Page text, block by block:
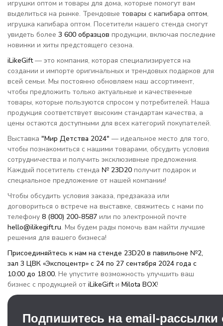
игрушки оптом и товары для дома, которые помогут вам
выделиться на рынке. Трендовые товары с капибара оптом,
игрушка капибара оптом. Посетители нашего стенда смогут
увидеть более 3 600 образцов продукции, включая последние
новинки и хиты предстоящего сезона.
iLikeGift— это компания, которая специализируется на
создании и импорте оригинальных и трендовых подарков для
всей семьи. Мы постоянно обновляем наш ассортимент,
чтобы предложить только актуальные и качественные
товары, которые пользуются спросом у потребителей. Наша
продукция соответствует высоким стандартам качества, а
цены остаются доступными для всех категорий покупателей.
Выставка "Мир Детства 2024" — идеальное место для того,
чтобы познакомиться с нашими товарами, обсудить условия
сотрудничества и получить эксклюзивные предложения.
Каждый посетитель стенда № 23D20 получит подарок и
специальное предложение от нашей компании!
Чтобы обсудить условия заказа, предзаказа или
договориться о встрече на выставке, свяжитесь с нами по
телефону 8 (800) 200-8587 или по электронной почте
hello@ilikegift.ru. Мы будем рады помочь вам найти лучшие
решения для вашего бизнеса!
Присоединяйтесь к нам на стенде 23D20 в павильоне №2,
зал 3 ЦВК «Экспоцентр» с 24 по 27 сентября 2024 года с
10:00 до 18:00. Не упустите возможность улучшить ваш
бизнес с продукцией от iLikeGiftи Milota BOX!
Подпишитесь на email-